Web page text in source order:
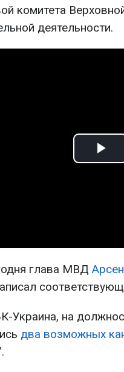
комитета
деятельности.
глава МВД
Украина, на
два возможных